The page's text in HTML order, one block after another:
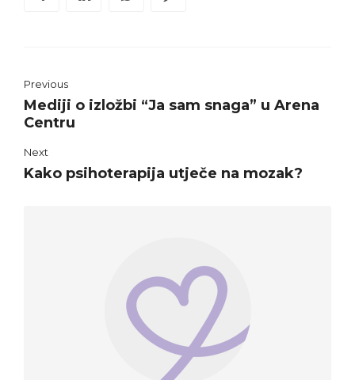
Previous
Mediji o izložbi “Ja sam snaga” u Arena
Centru
Next
Kako psihoterapija utječe na mozak?